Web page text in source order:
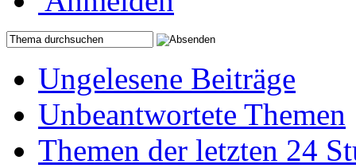
Ungelesene Beiträge
Unbeantwortete Themen
Themen der letzten 24